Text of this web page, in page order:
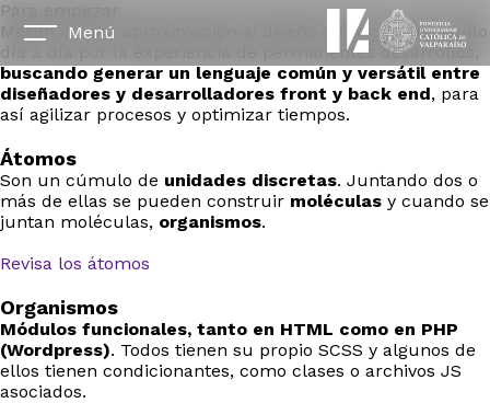
Menú
Para empezar
Merlín es una aproximación al diseño atómico construído
día a día por la experiencia de permanentes desarrollos,
buscando generar un lenguaje común y versátil entre
diseñadores y desarrolladores front y back end, para
así agilizar procesos y optimizar tiempos.
Átomos
Son un cúmulo de unidades discretas. Juntando dos o
más de ellas se pueden construir moléculas y cuando se
juntan moléculas, organismos.
Revisa los átomos
Organismos
Módulos funcionales, tanto en HTML como en PHP
(Wordpress). Todos tienen su propio SCSS y algunos de
ellos tienen condicionantes, como clases o archivos JS
asociados.